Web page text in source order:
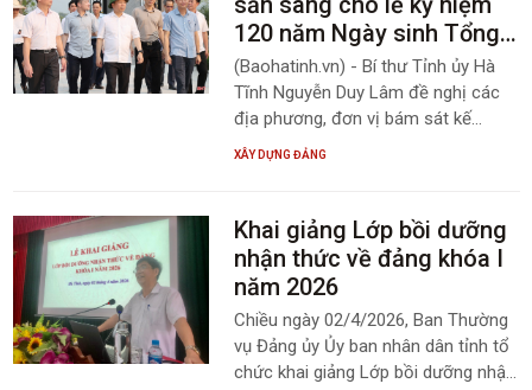
văn diễn văn này từ Báo và Phát
thanh, truyền hình Hà Tĩnh.
120 năm Ngày sinh Tổng
Bí thư Hà Huy Tập
(Baohatinh.vn) - Bí thư Tỉnh ủy Hà
Tĩnh Nguyễn Duy Lâm đề nghị các
địa phương, đơn vị bám sát kế
hoạch, khẩn trương hoàn thiện các
Tổng Bí thư Hà Huy Tập diễn ra
trang trọng, ý nghĩa, tạo sức lan tỏa
rộng khắp.
XÂY DỰNG ĐẢNG
Khai giảng Lớp bồi dưỡng
nhận thức về đảng khóa I
năm 2026
Chiều ngày 02/4/2026, Ban Thường
vụ Đảng ủy Ủy ban nhân dân tỉnh tổ
chức khai giảng Lớp bồi dưỡng nhận